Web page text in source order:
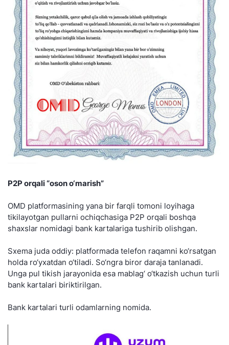
P2P orqali “oson o‘marish”
OMD platformasining yana bir farqli tomoni loyihaga
tikilayotgan pullarni ochiqchasiga P2P orqali boshqa
shaxslar nomidagi bank kartalariga tushirib olishgan.
Sxema juda oddiy: platformada telefon raqamni ko‘rsatgan
holda ro‘yxatdan o‘tiladi. So‘ngra biror daraja tanlanadi.
Unga pul tikish jarayonida esa mablag‘ o‘tkazish uchun turli
bank kartalari biriktirilgan.
Bank kartalari turli odamlarning nomida.